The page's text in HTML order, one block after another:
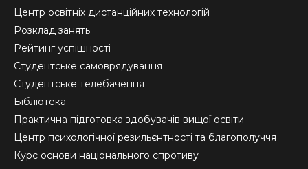
Центр освітніх дистанційних технологій
Розклад занять
Рейтинг успішності
Студентське самоврядування
Студентське телебачення
Бібліотека
Практична підготовка здобувачів вищої освіти
Центр психологічної резильєнтності та благополуччя
Курс основи національного спротиву